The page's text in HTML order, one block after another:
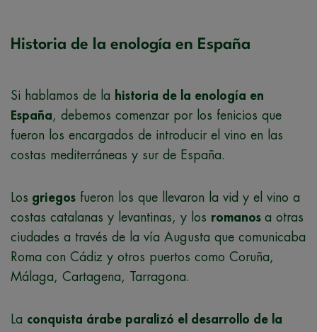
Historia de la enología en España
Si hablamos de la historia de la enología en
España, debemos comenzar por los fenicios que
fueron los encargados de introducir el vino en las
costas mediterráneas y sur de España.
Los griegos fueron los que llevaron la vid y el vino a
costas catalanas y levantinas, y los romanos a otras
ciudades a través de la vía Augusta que comunicaba
Roma con Cádiz y otros puertos como Coruña,
Málaga, Cartagena, Tarragona.
La conquista árabe paralizó el desarrollo de la